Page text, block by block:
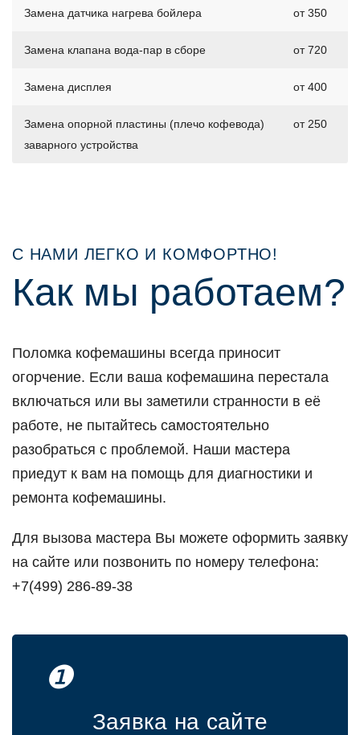
Замена датчика нагрева бойлера от 350
Замена клапана вода-пар в сборе от 720
Замена дисплея от 400
Замена опорной пластины (плечо кофевода)
заварного устройства
от 250
С НАМИ ЛЕГКО И КОМФОРТНО!
Как мы работаем?
Поломка кофемашины всегда приносит
огорчение. Если ваша кофемашина перестала
включаться или вы заметили странности в её
работе, не пытайтесь самостоятельно
разобраться с проблемой. Наши мастера
приедут к вам на помощь для диагностики и
ремонта кофемашины.
Для вызова мастера Вы можете оформить заявку
на сайте или позвонить по номеру телефона:
+7(499) 286-89-38
❶
Заявка на сайте